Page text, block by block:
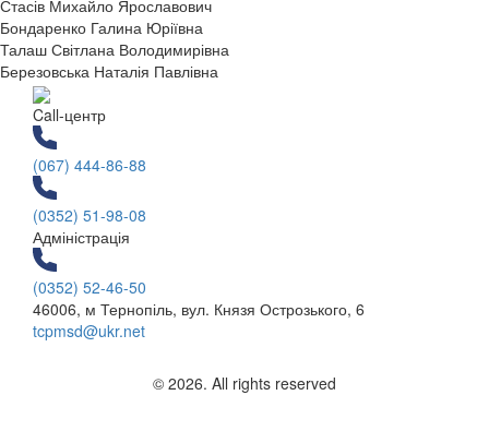
Стасів Михайло Ярославович
Бондаренко Галина Юріївна
Талаш Світлана Володимирівна
Березовська Наталія Павлівна
Call-центр
(067) 444-86-88
(0352) 51-98-08
Адміністрація
(0352) 52-46-50
46006, м Тернопіль, вул. Князя Острозького, 6
tcpmsd@ukr.net
© 2026. All rights reserved